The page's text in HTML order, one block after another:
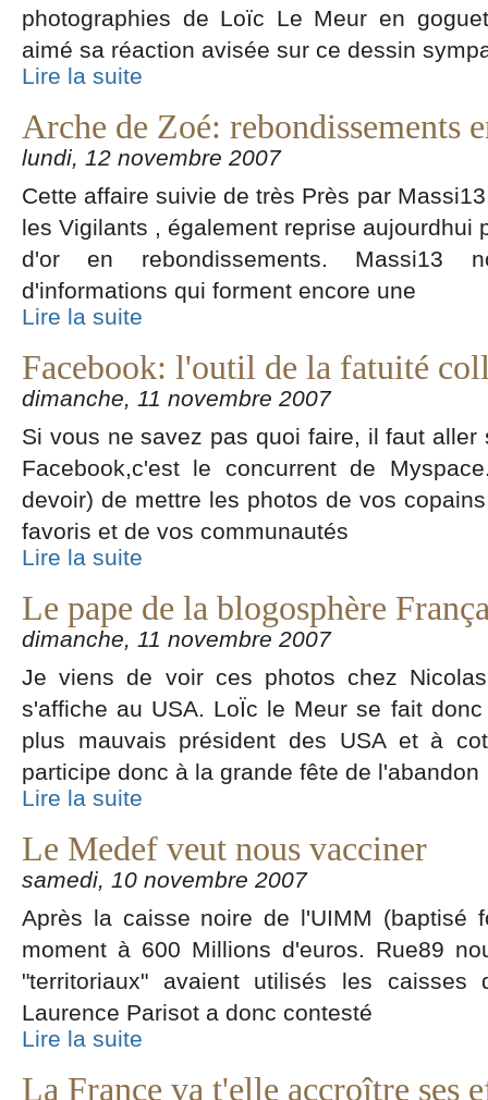
photographies de Loïc Le Meur en
aimé sa réaction avisée sur ce dessin
Lire la suite
Arche de Zoé: rebondissements
lundi, 12 novembre 2007
Cette affaire suivie de très Près par
les Vigilants , également reprise aujourdhui
d'or en rebondissements. Massi13
d'informations qui forment encore une
Lire la suite
Facebook: l'outil de la fatuité
dimanche, 11 novembre 2007
Si vous ne savez pas quoi faire, il faut
Facebook,c'est le concurrent de
devoir) de mettre les photos de vos
favoris et de vos communautés
Lire la suite
Le pape de la blogosphère
dimanche, 11 novembre 2007
Je viens de voir ces photos chez
s'affiche au USA. LoÏc le Meur se fait
plus mauvais président des USA et à
participe donc à la grande fête de l'abandon
Lire la suite
Le Medef veut nous vacciner
samedi, 10 novembre 2007
Après la caisse noire de l'UIMM (baptisé
moment à 600 Millions d'euros. Rue89
"territoriaux" avaient utilisés les
Laurence Parisot a donc contesté
Lire la suite
La France va t'elle accroître ses